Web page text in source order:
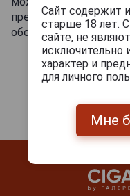
прекрасным
обо всех проблемах.
Сайт содержит
старше 18 лет.
сайте, не
характер и
для личного
Мне